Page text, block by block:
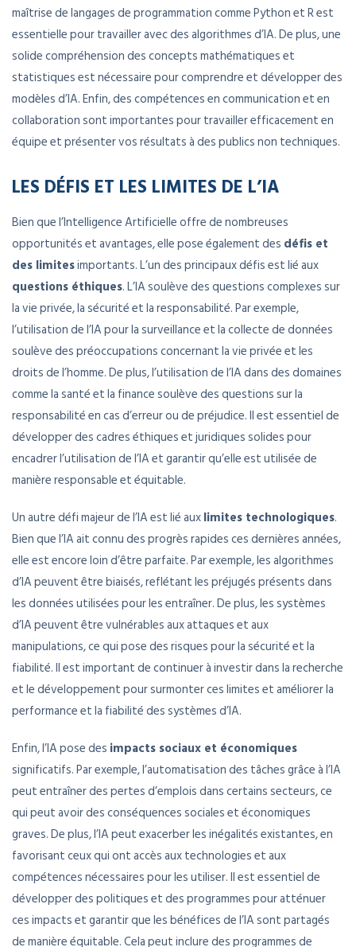
maîtrise de langages de programmation comme Python et R est
essentielle pour travailler avec des algorithmes d’IA. De plus, une
solide compréhension des concepts mathématiques et
statistiques est nécessaire pour comprendre et développer des
modèles d’IA. Enfin, des compétences en communication et en
collaboration sont importantes pour travailler efficacement en
équipe et présenter vos résultats à des publics non techniques.
LES DÉFIS ET LES LIMITES DE L’IA
Bien que l’Intelligence Artificielle offre de nombreuses
opportunités et avantages, elle pose également des défis et
des limitesimportants. L’un des principaux défis est lié aux
questions éthiques. L’IA soulève des questions complexes sur
la vie privée, la sécurité et la responsabilité. Par exemple,
l’utilisation de l’IA pour la surveillance et la collecte de données
soulève des préoccupations concernant la vie privée et les
droits de l’homme. De plus, l’utilisation de l’IA dans des domaines
comme la santé et la finance soulève des questions sur la
responsabilité en cas d’erreur ou de préjudice. Il est essentiel de
développer des cadres éthiques et juridiques solides pour
encadrer l’utilisation de l’IA et garantir qu’elle est utilisée de
manière responsable et équitable.
Un autre défi majeur de l’IA est lié auxlimites technologiques.
Bien que l’IA ait connu des progrès rapides ces dernières années,
elle est encore loin d’être parfaite. Par exemple, les algorithmes
d’IA peuvent être biaisés, reflétant les préjugés présents dans
les données utilisées pour les entraîner. De plus, les systèmes
d’IA peuvent être vulnérables aux attaques et aux
manipulations, ce qui pose des risques pour la sécurité et la
fiabilité. Il est important de continuer à investir dans la recherche
et le développement pour surmonter ces limites et améliorer la
performance et la fiabilité des systèmes d’IA.
Enfin, l’IA pose des impacts sociaux et économiques
significatifs. Par exemple, l’automatisation des tâches grâce à l’IA
peut entraîner des pertes d’emplois dans certains secteurs, ce
qui peut avoir des conséquences sociales et économiques
graves. De plus, l’IA peut exacerber les inégalités existantes, en
favorisant ceux qui ont accès aux technologies et aux
compétences nécessaires pour les utiliser. Il est essentiel de
développer des politiques et des programmes pour atténuer
ces impacts et garantir que les bénéfices de l’IA sont partagés
de manière équitable. Cela peut inclure des programmes de